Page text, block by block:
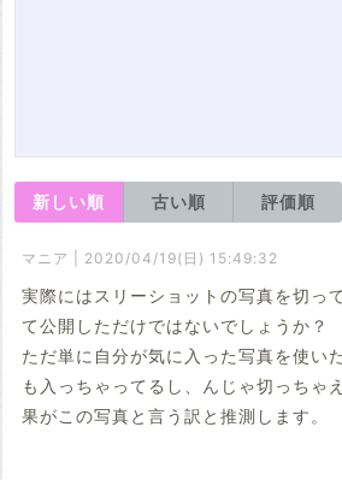
新しい順 古い順 評価順
マニア | 2020/04/19(日) 15:49:32
実際にはスリーショットの写真を切っ
て公開しただけではないでしょうか？
ただ単に自分が気に入った写真を使い
も入っちゃってるし、んじゃ切っちゃ
果がこの写真と言う訳と推測します。